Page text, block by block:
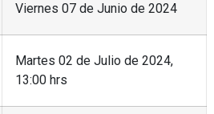
Viernes 07 de Junio de 2024
Martes 02 de Julio de 2024,
13:00 hrs